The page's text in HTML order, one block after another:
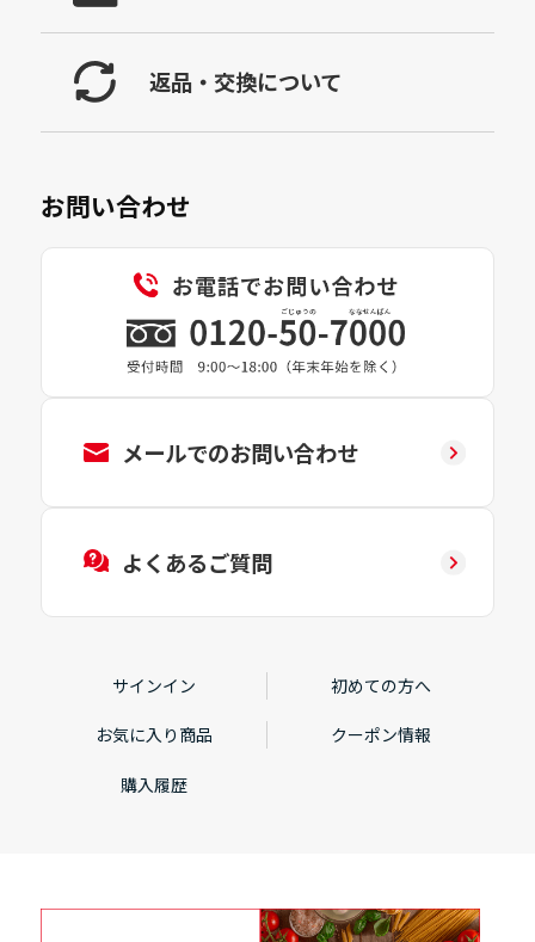
返品・交換について
お問い合わせ
メールでのお問い合わせ
よくあるご質問
サインイン 初めての方へ
お気に入り商品 クーポン情報
購入履歴